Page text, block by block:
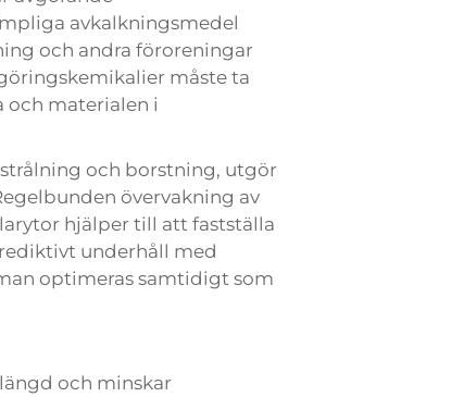
avkalkningsmedel
och andra föroreningar
måste ta
och materialen i
och borstning, utgör
övervakning av
hjälper till att fastställa
underhåll med
optimeras samtidigt som
och minskar